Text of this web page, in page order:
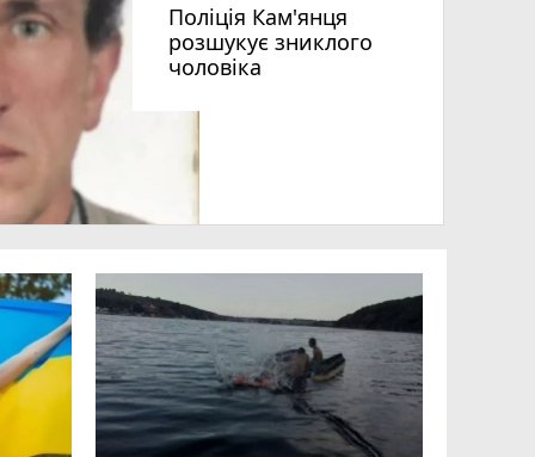
Поліція Кам'янця
розшукує зниклого
чоловіка